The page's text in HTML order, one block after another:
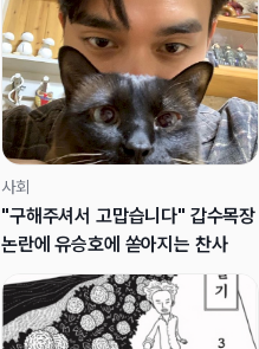
사회
"구해주셔서 고맙습니다" 갑수목장
논란에 유승호에 쏟아지는 찬사